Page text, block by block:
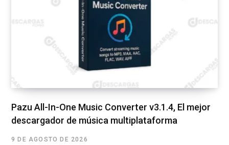
Pazu All-In-One Music Converter v3.1.4, El mejor
descargador de música multiplataforma
9 DE AGOSTO DE 2026